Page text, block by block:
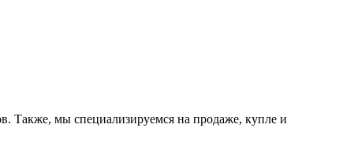
Также, мы специализируемся на продаже, купле и